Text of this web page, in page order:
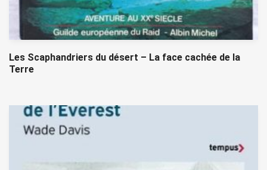
Les Scaphandriers du désert – La face cachée de la
Terre